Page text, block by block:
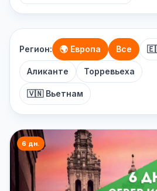
Регион: 🌍 Европа Все
Аликанте Торревьеха
🇻🇳 Вьетнам
6 дн.